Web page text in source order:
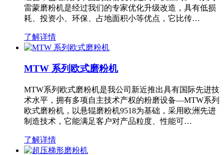
雷蒙磨粉机是经过我们的专家优化升级改造，具有低损
耗、投资小、环保、占地面积小等优点，它比传…
了解详情
MTW 系列欧式磨粉机
MTW系列欧式磨粉机是我公司新近推出具有国际先进技
术水平，拥有多项自主技术产权的粉磨设备—MTW系列
欧式磨粉机，以悬辊磨粉机9518为基础，采用欧洲先进
制造技术，它能满足客户对产品粒度、性能可…
了解详情